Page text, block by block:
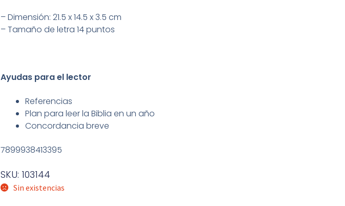
– Dimensión: 21.5 x 14.5 x 3.5 cm
– Tamaño de letra 14 puntos
Ayudas para el lector
Referencias
Plan para leer la Biblia en un año
Concordancia breve
7899938413395
SKU: 103144
Sin existencias